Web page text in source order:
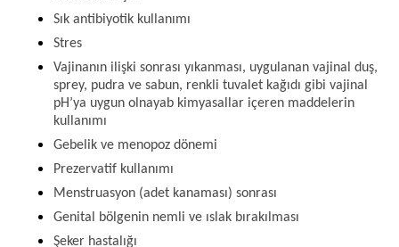
Sık antibiyotik kullanımı
Stres
Vajinanın ilişki sonrası yıkanması, uygulanan vajinal duş,
sprey, pudra ve sabun, renkli tuvalet kağıdı gibi vajinal
pH’ya uygun olnayab kimyasallar içeren maddelerin
kullanımı
Gebelik ve menopoz dönemi
Prezervatif kullanımı
Menstruasyon (adet kanaması) sonrası
Genital bölgenin nemli ve ıslak bırakılması
Şeker hastalığı